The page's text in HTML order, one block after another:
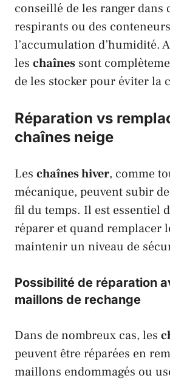
conseillé de les ranger dans
respirants ou des
l’accumulation d’humidité.
les chaînes sont
de les stocker pour éviter la
Réparation vs
chaînes neige
Les chaînes hiver, comme
mécanique, peuvent subir
fil du temps. Il est essentiel
réparer et quand remplacer
maintenir un niveau de
Possibilité de réparation
maillons de rechange
Dans de nombreux cas, les
peuvent être réparées en
maillons endommagés ou